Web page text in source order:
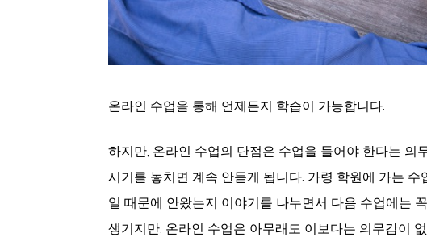
온라인 수업을 통해 언제든지 학습이 가능합니다.
하지만, 온라인 수업의 단점은 수업을 들어야 한다는 의
시기를 놓치면 계속 안듣게 됩니다. 가령 학원에 가는 수
일 때문에 안왔는지 이야기를 나누면서 다음 수업에는
생기지만, 온라인 수업은 아무래도 이보다는 의무감이